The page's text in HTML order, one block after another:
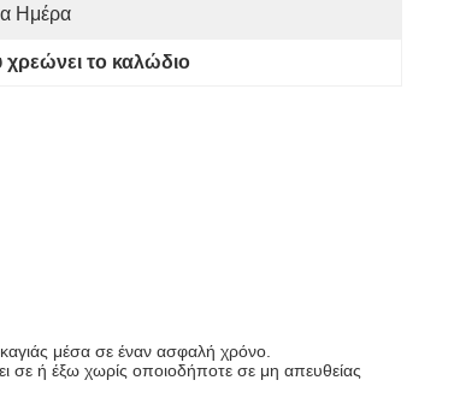
Ημέρα
το καλώδιο
μέσα σε έναν ασφαλή χρόνο.
σε ή έξω χωρίς οποιοδήποτε σε μη απευθείας